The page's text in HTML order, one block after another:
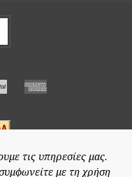
τις υπηρεσίες μας.
με τη χρήση